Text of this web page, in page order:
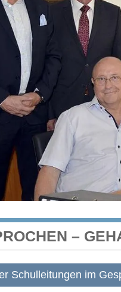
–
Schulleitungen im